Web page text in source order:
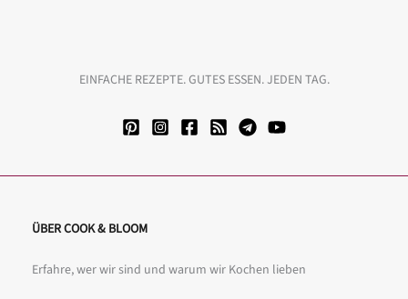
EINFACHE REZEPTE. GUTES ESSEN. JEDEN TAG.
ÜBER COOK & BLOOM
Erfahre, wer wir sind und warum wir Kochen lieben